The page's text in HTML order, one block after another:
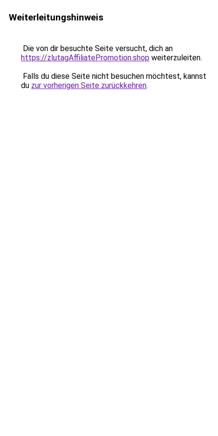
Weiterleitungshinweis
Die von dir besuchte Seite versucht, dich an
https://zlutagAffiliatePromotion.shop weiterzuleiten.
Falls du diese Seite nicht besuchen möchtest, kannst
du zur vorherigen Seite zurückkehren.